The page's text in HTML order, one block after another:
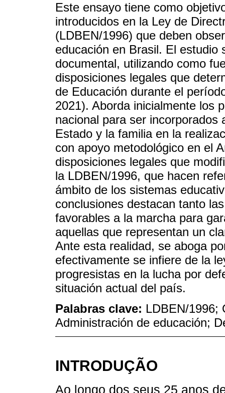
Este ensayo tiene como
introducidos en la Ley de
(LDBEN/1996) que deben
educación en Brasil. El estudio
documental, utilizando como
disposiciones legales que
de Educación durante el
2021). Aborda inicialmente los
nacional para ser incorporados
Estado y la familia en la
con apoyo metodológico en el
disposiciones legales que
la LDBEN/1996, que hacen
ámbito de los sistemas
conclusiones destacan tanto
favorables a la marcha para
aquellas que representan un
Ante esta realidad, se aboga
efectivamente se infiere de la
progresistas en la lucha por
situación actual del país.
Palabras clave: LDBEN/1996;
Administración de educación;
INTRODUÇÃO
Ao longo dos seus 25 anos